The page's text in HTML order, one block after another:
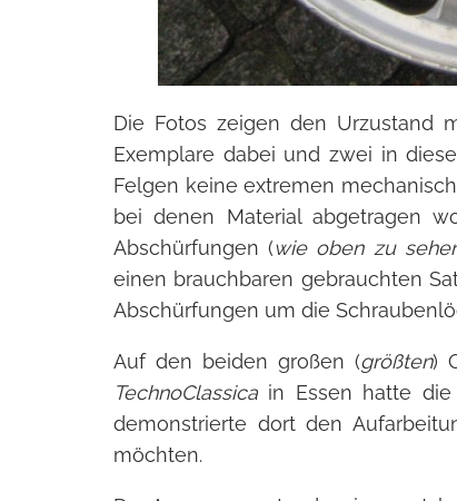
Die Fotos zeigen den Urzustand
Exemplare dabei und zwei in
Felgen keine extremen
bei denen Material abgetragen
Abschürfungen (wie oben zu
einen brauchbaren gebrauchten
Abschürfungen um die
Auf den beiden großen (größten)
TechnoClassica in Essen hatte
demonstrierte dort den
möchten.